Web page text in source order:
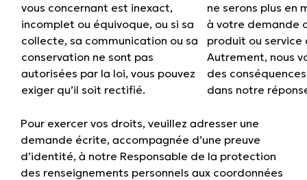
vous concernant est inexact,
incomplet ou équivoque, ou si sa
collecte, sa communication ou sa
conservation ne sont pas
autorisées par la loi, vous pouvez
exiger qu’il soit rectifié.
ne serons plus en
à votre demande
produit ou service
Autrement, nous
des
dans notre
Pour exercer vos droits, veuillez adresser une
demande écrite, accompagnée d’une preuve
d’identité, à notre Responsable de la protection
des renseignements personnels aux coordonnées